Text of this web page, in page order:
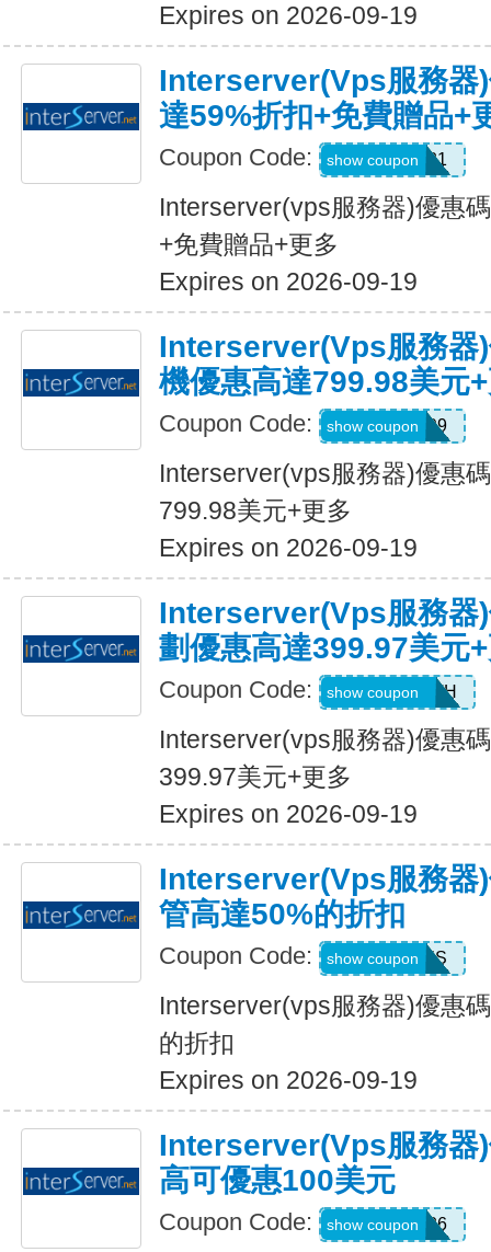
Expires on 2026-09-19
Interserver(vps服務器
達59%折扣+免費贈品+
Coupon Code: LUCKY2021
show coupon
Interserver(vps服務器)優惠
+免費贈品+更多
Expires on 2026-09-19
Interserver(vps服務器
機優惠高達799.98美元
Coupon Code: HOTDEAL99
show coupon
Interserver(vps服務器)優惠
799.98美元+更多
Expires on 2026-09-19
Interserver(vps服務器
劃優惠高達399.97美元
Coupon Code: 99OFFMONTH
show coupon
Interserver(vps服務器)優惠
399.97美元+更多
Expires on 2026-09-19
Interserver(vps服務器
管高達50%的折扣
Coupon Code: SUNSHINES
show coupon
Interserver(vps服務器)優惠
的折扣
Expires on 2026-09-19
Interserver(vps服務器
高可優惠100美元
Coupon Code: INRER2026
show coupon